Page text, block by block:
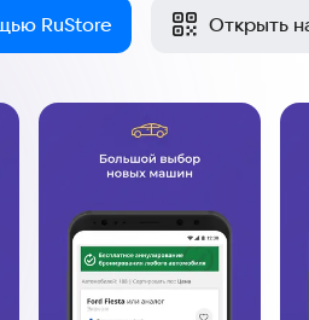
RuStore Открыть